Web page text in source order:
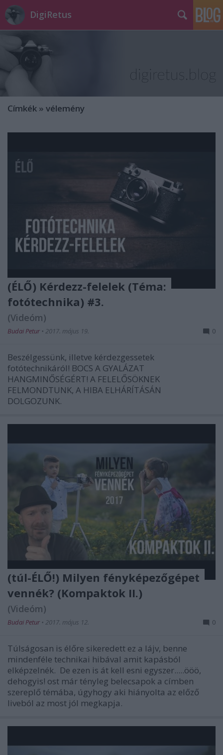
DigiRetus
Címkék » vélemény
(ÉLŐ) Kérdezz-felelek (Téma:
fotótechnika) #3.
(Videóm)
Budai Petur • 2017. május 19. 0
Beszélgessünk, illetve kérdezgessetek
fotótechnikáról! BOCS A GYALÁZAT
HANGMINŐSÉGÉRT! A FELELŐSÖKNEK
FELMONDTUNK, A HIBA ELHÁRÍTÁSÁN
DOLGOZUNK.
(túl-ÉLŐ!) Milyen fényképezőgépet
vennék? (Kompaktok II.)
(Videóm)
Budai Petur • 2017. május 12. 0
Túlságosan is élőre sikeredett ez a lájv, benne
mindenféle technikai hibával amit kapásból
elképzelnék. De ezen is át kell esni egyszer.....ööö,
dehogyis! ost már tényleg belecsapok a címben
szereplő témába, úgyhogy aki hiányolta az előző
liveból az most jól megkapja.